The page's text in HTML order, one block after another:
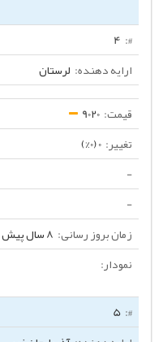
4
لرستان
9020
0 (0%)
-
-
8 سال پیش
5